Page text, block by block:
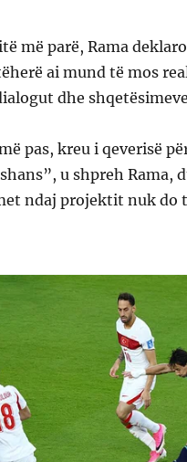
më parë, Rama
ai mund të mos
dhe
pas, kreu i qeverisë
u shpreh Rama,
ndaj projektit nuk do